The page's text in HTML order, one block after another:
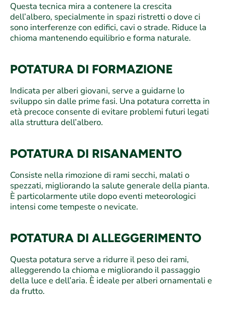
Questa tecnica mira a contenere la crescita
dell’albero, specialmente in spazi ristretti o dove ci
sono interferenze con edifici, cavi o strade. Riduce la
chioma mantenendo equilibrio e forma naturale.
POTATURA DI FORMAZIONE
Indicata per alberi giovani, serve a guidarne lo
sviluppo sin dalle prime fasi. Una potatura corretta in
età precoce consente di evitare problemi futuri legati
alla struttura dell’albero.
POTATURA DI RISANAMENTO
Consiste nella rimozione di rami secchi, malati o
spezzati, migliorando la salute generale della pianta.
È particolarmente utile dopo eventi meteorologici
intensi come tempeste o nevicate.
POTATURA DI ALLEGGERIMENTO
Questa potatura serve a ridurre il peso dei rami,
alleggerendo la chioma e migliorando il passaggio
della luce e dell’aria. È ideale per alberi ornamentali e
da frutto.